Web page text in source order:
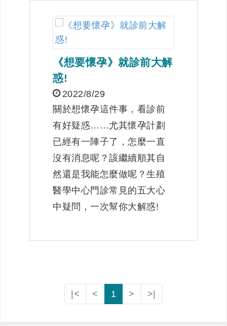
《想要懷孕》就診前大解
惑!
2022/8/29
關於想懷孕這件事，看診前
有好疑惑……尤其懷孕計劃
已經有一陣子了，怎麼一直
沒有消息呢？該繼續順其自
然還是我能怎麼做呢？生殖
醫學中心門診常見的五大心
中疑問，一次幫你大解惑!
|< < 1 > >|